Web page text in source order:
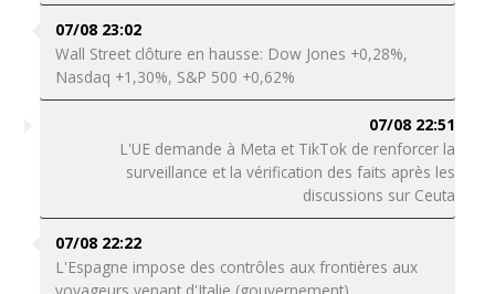
07/08 23:02
Wall Street clôture en hausse: Dow Jones +0,28%,
Nasdaq +1,30%, S&P 500 +0,62%
07/08 22:51
L'UE demande à Meta et TikTok de renforcer la
surveillance et la vérification des faits après les
discussions sur Ceuta
07/08 22:22
L'Espagne impose des contrôles aux frontières aux